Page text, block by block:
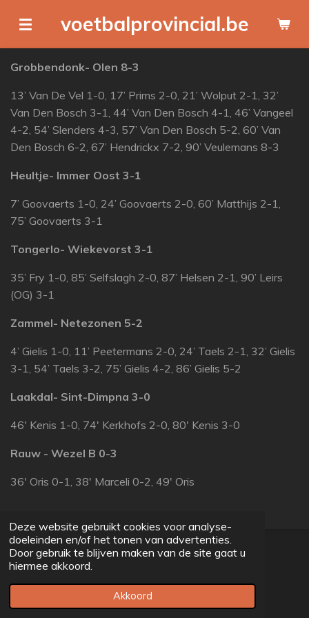
Deze website gebruikt cookies voor analyse-
doeleinden en/of het tonen van advertenties.
Door gebruik te blijven maken van de site gaat u
hiermee akkoord.
Akkoord
direct
naar
de
voetbalprovincial.be
Grobbendonk- Olen 8-3
13’ Van De Vel 1-0, 17’ Prims 2-0, 21’ Wolput 2-1, 32’
Van Den Bosch 3-1, 44’ Van Den Bosch 4-1, 46’ Vangeel
4-2, 54’ Slenders 4-3, 57’ Van Den Bosch 5-2, 60’ Van
Den Bosch 6-2, 67’ Hendrickx 7-2, 90’ Veulemans 8-3
Heultje- Immer Oost 3-1
7’ Goovaerts 1-0, 24’ Goovaerts 2-0, 60’ Matthijs 2-1,
75’ Goovaerts 3-1
Tongerlo- Wiekevorst 3-1
35’ Fry 1-0, 85’ Selfslagh 2-0, 87’ Helsen 2-1, 90’ Leirs
(OG) 3-1
Zammel- Netezonen 5-2
4’ Gielis 1-0, 11’ Peetermans 2-0, 24’ Taels 2-1, 32’ Gielis
3-1, 54’ Taels 3-2, 75’ Gielis 4-2, 86’ Gielis 5-2
Laakdal- Sint-Dimpna 3-0
46' Kenis 1-0, 74' Kerkhofs 2-0, 80' Kenis 3-0
Rauw - Wezel B 0-3
36' Oris 0-1, 38' Marceli 0-2, 49' Oris
© 2022 - 2026 voetbalprovincial.be
Powered byJouwWeb